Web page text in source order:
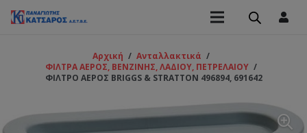
Αρχική / Ανταλλακτικά /
ΦΙΛΤΡΑ ΑΕΡΟΣ, ΒΕΝΖΙΝΗΣ, ΛΑΔΙΟΥ, ΠΕΤΡΕΛΑΙΟΥ /
ΦΙΛΤΡΟ ΑΕΡΟΣ BRIGGS & STRATTON 496894, 691642